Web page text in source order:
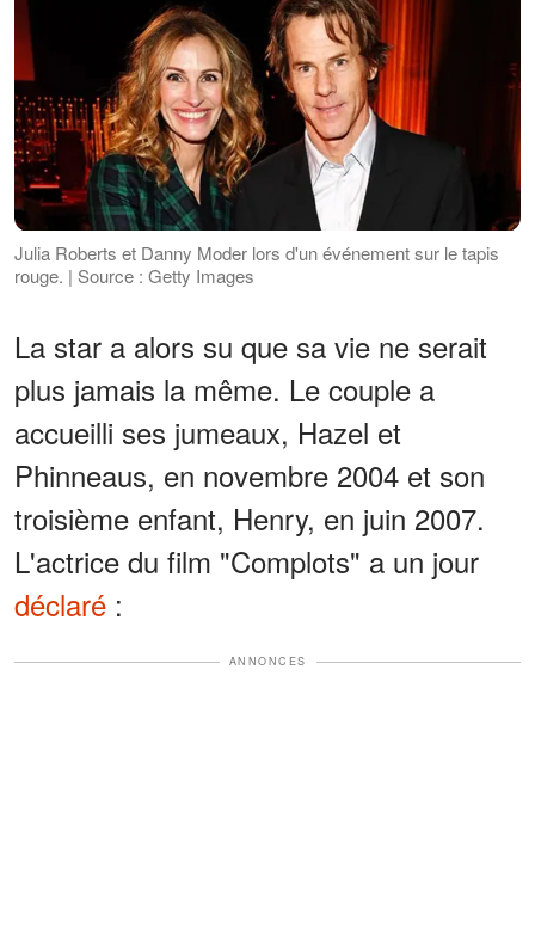
Julia Roberts et Danny Moder lors d'un événement sur le tapis
rouge. | Source : Getty Images
La star a alors su que sa vie ne serait
plus jamais la même. Le couple a
accueilli ses jumeaux, Hazel et
Phinneaus, en novembre 2004 et son
troisième enfant, Henry, en juin 2007.
L'actrice du film "Complots" a un jour
déclaré :
ANNONCES